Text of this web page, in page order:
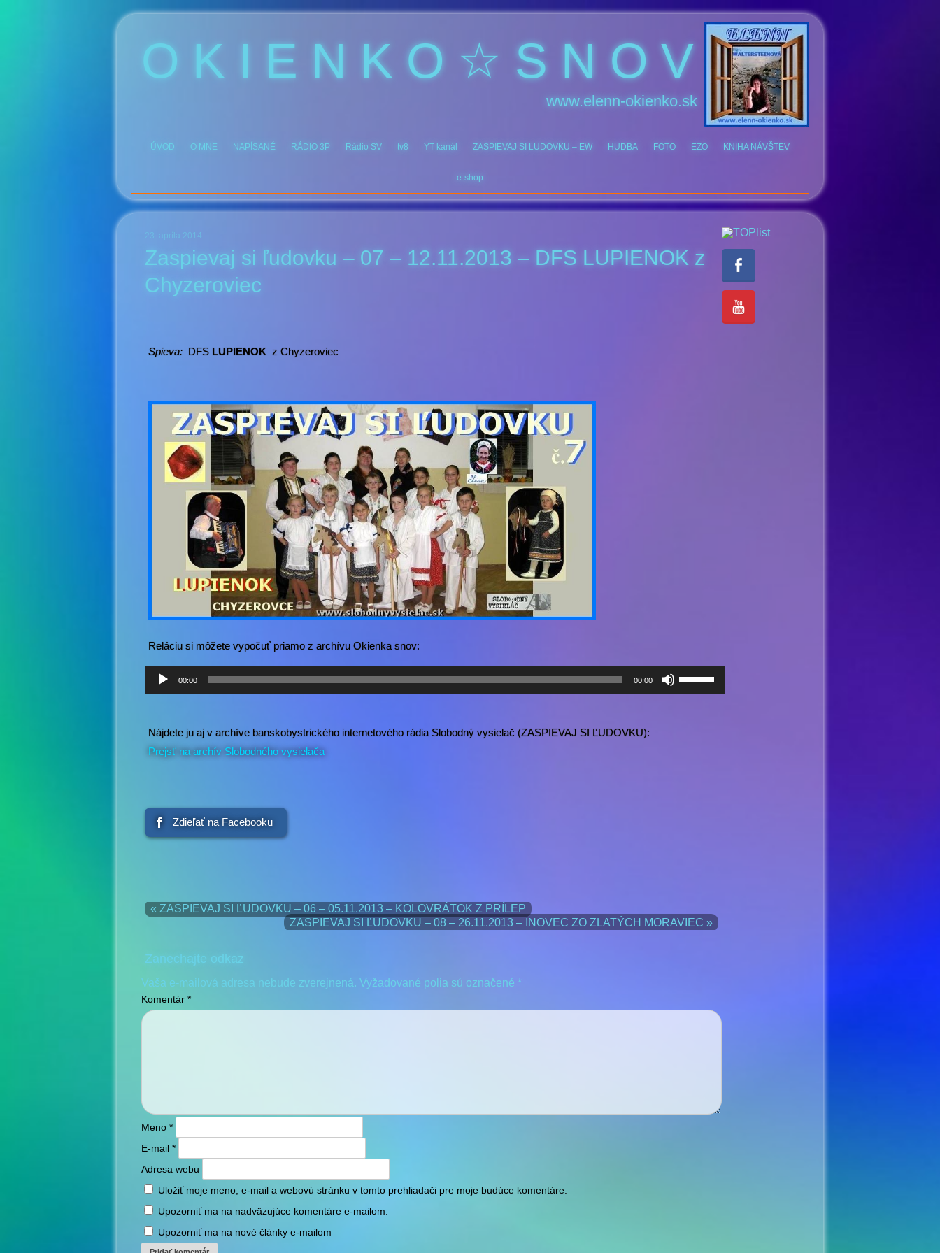
O K I E N K O ☆ S N O V
www.elenn-okienko.sk
ÚVOD O MNE NAPÍSANÉ RÁDIO 3P Rádio SV tv8 YT kanál ZASPIEVAJ SI ĽUDOVKU – EW HUDBA FOTO EZO KNIHA NÁVŠTEV
e-shop
23. apríla 2014
Zaspievaj si ľudovku – 07 – 12.11.2013 – DFS LUPIENOK z
Chyzeroviec
Spieva: DFS LUPIENOK z Chyzeroviec
Reláciu si môžete vypočuť priamo z archívu Okienka snov:
Audio
prehrávač
00:00 00:00
Pomocou
šípok
Nájdete ju aj v archíve banskobystrického internetového rádia Slobodný vysielač (ZASPIEVAJ SI ĽUDOVKU):
Prejsť na archív Slobodného vysielača
Zdieľať na Facebooku
« ZASPIEVAJ SI ĽUDOVKU – 06 – 05.11.2013 – KOLOVRÁTOK Z PRÍLEP
ZASPIEVAJ SI ĽUDOVKU – 08 – 26.11.2013 – INOVEC ZO ZLATÝCH MORAVIEC »
Zanechajte odkaz
Vaša e-mailová adresa nebude zverejnená. Vyžadované polia sú označené *
Komentár *
Meno *
E-mail *
Adresa webu
Uložiť moje meno, e-mail a webovú stránku v tomto prehliadači pre moje budúce komentáre.
Upozorniť ma na nadväzujúce komentáre e-mailom.
Upozorniť ma na nové články e-mailom